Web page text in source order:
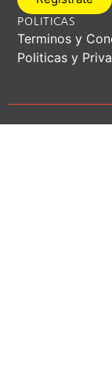
POLITICAS
Terminos y
Politicas y